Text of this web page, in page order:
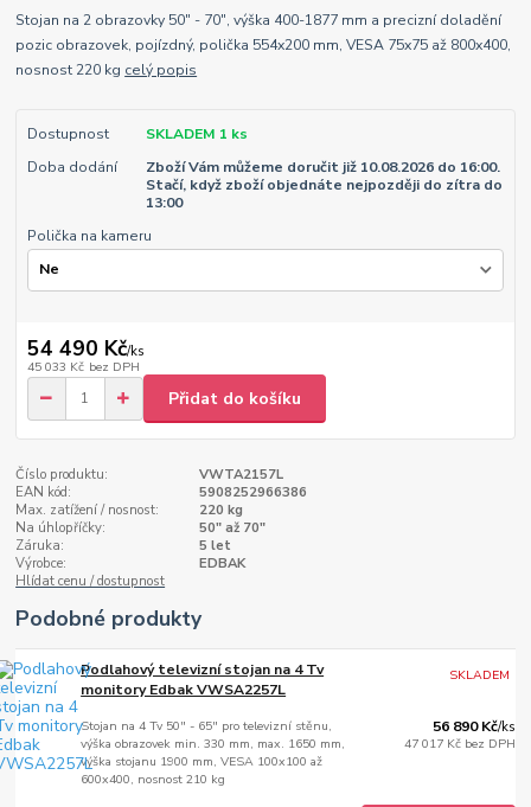
Stojan na 2 obrazovky 50" - 70", výška 400-1877 mm a precizní doladění
pozic obrazovek, pojízdný, polička 554x200 mm, VESA 75x75 až 800x400,
nosnost 220 kg celý popis
Dostupnost
SKLADEM 1 ks
Doba dodání
Zboží Vám můžeme doručit již 10.08.2026 do 16:00.
Stačí, když zboží objednáte nejpozději do zítra do
13:00
Polička na kameru
54 490 Kč/ks
45 033 Kč bez DPH
Přidat do košíku
Číslo produktu:
VWTA2157L
EAN kód:
5908252966386
Max. zatížení / nosnost:
220 kg
Na úhlopříčky:
50" až 70"
Záruka:
5 let
Výrobce:
EDBAK
Hlídat cenu / dostupnost
Podobné produkty
Podlahový televizní stojan na 4 Tv
monitory Edbak VWSA2257L
Stojan na 4 Tv 50" - 65" pro televizní stěnu,
výška obrazovek min. 330 mm, max. 1650 mm,
výška stojanu 1900 mm, VESA 100x100 až
600x400, nosnost 210 kg
56 890 Kč/ks
47 017 Kč bez DPH
SKLADEM